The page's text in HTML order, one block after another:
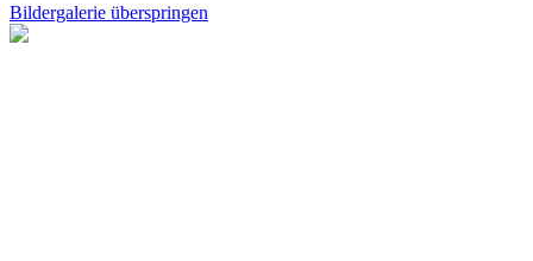
Bildergalerie überspringen